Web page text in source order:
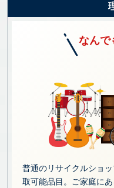
なんで
普通のリサイクルショ
取可能品目。ご家庭に